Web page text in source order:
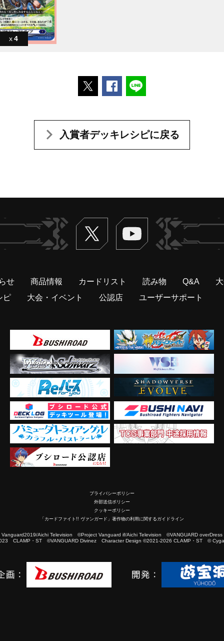
4
ポストするFacebookでシェアする
入賞者デッキレシピに戻る
Twitter ヴァンガードch
せ 商品情報 カードリスト 読み物 Q&A
ピ
大会・イベント 公認店 ユーザーサポート
プライバシーポリシー
外部送信ポリシー
クッキーポリシー
「カードファイト!! ヴァンガード」著作物の利用に関するガイドライン
Aichi Television ©Project Vanguard if/Aichi Television ©VANGUARD
CLAMP・ST ©VANGUARD Divinez Character Design ©2021-2026 CLAMP・ST ©